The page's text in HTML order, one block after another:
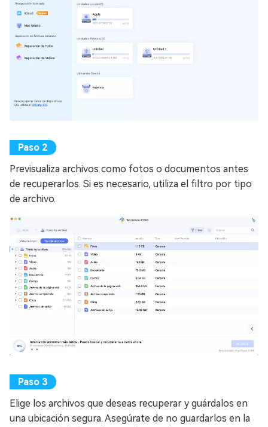
Previsualiza archivos como fotos o documentos antes
de recuperarlos. Si es necesario, utiliza el filtro por tipo
de archivo.
Elige los archivos que deseas recuperar y guárdalos en
una ubicación segura. Asegúrate de no guardarlos en la